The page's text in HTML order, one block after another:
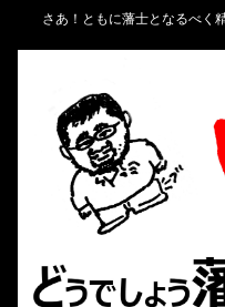
さあ！ともに藩士となるべく